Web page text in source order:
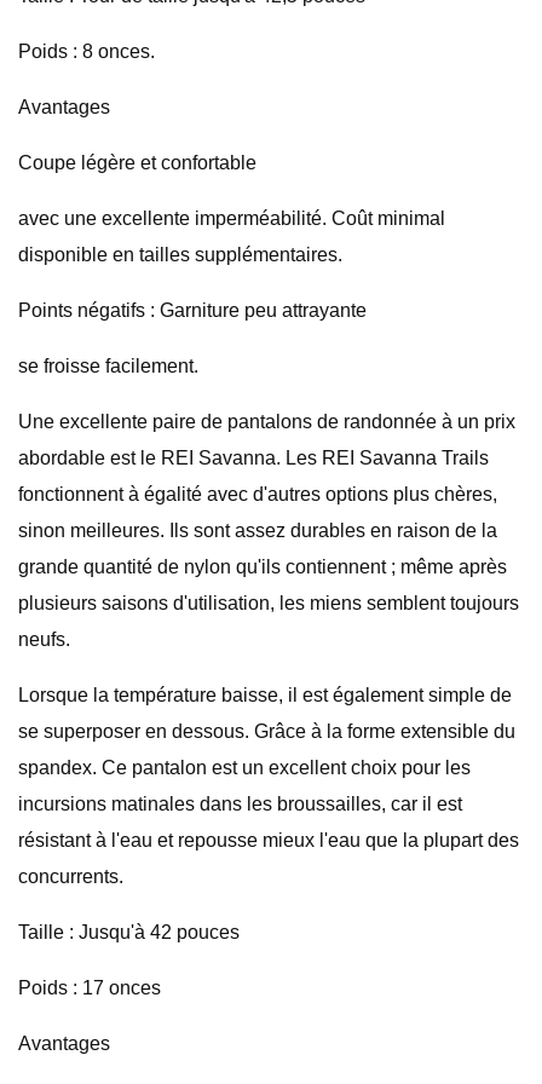
Poids : 8 onces.
Avantages
Coupe légère et confortable
avec une excellente imperméabilité. Coût minimal
disponible en tailles supplémentaires.
Points négatifs : Garniture peu attrayante
se froisse facilement.
Une excellente paire de pantalons de randonnée à un prix
abordable est le REI Savanna. Les REI Savanna Trails
fonctionnent à égalité avec d'autres options plus chères,
sinon meilleures. Ils sont assez durables en raison de la
grande quantité de nylon qu'ils contiennent ; même après
plusieurs saisons d'utilisation, les miens semblent toujours
neufs.
Lorsque la température baisse, il est également simple de
se superposer en dessous. Grâce à la forme extensible du
spandex. Ce pantalon est un excellent choix pour les
incursions matinales dans les broussailles, car il est
résistant à l'eau et repousse mieux l'eau que la plupart des
concurrents.
Taille : Jusqu'à 42 pouces
Poids : 17 onces
Avantages